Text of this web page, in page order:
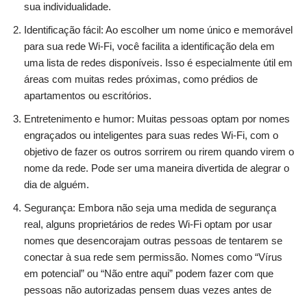
sua individualidade.
Identificação fácil: Ao escolher um nome único e memorável
para sua rede Wi-Fi, você facilita a identificação dela em
uma lista de redes disponíveis. Isso é especialmente útil em
áreas com muitas redes próximas, como prédios de
apartamentos ou escritórios.
Entretenimento e humor: Muitas pessoas optam por nomes
engraçados ou inteligentes para suas redes Wi-Fi, com o
objetivo de fazer os outros sorrirem ou rirem quando virem o
nome da rede. Pode ser uma maneira divertida de alegrar o
dia de alguém.
Segurança: Embora não seja uma medida de segurança
real, alguns proprietários de redes Wi-Fi optam por usar
nomes que desencorajam outras pessoas de tentarem se
conectar à sua rede sem permissão. Nomes como “Vírus
em potencial” ou “Não entre aqui” podem fazer com que
pessoas não autorizadas pensem duas vezes antes de